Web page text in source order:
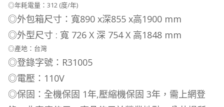
◎年耗電量：312 (度/年)
◎外包箱尺寸：寬890 x深855 x高1900 mm
◎外型尺寸 : 寬 726 X 深 754 X 高1848 mm
◎產地：台灣
◎登錄字號：R31005
◎電壓：110V
◎保固：全機保固 1年,壓縮機保固 3年，需上網登